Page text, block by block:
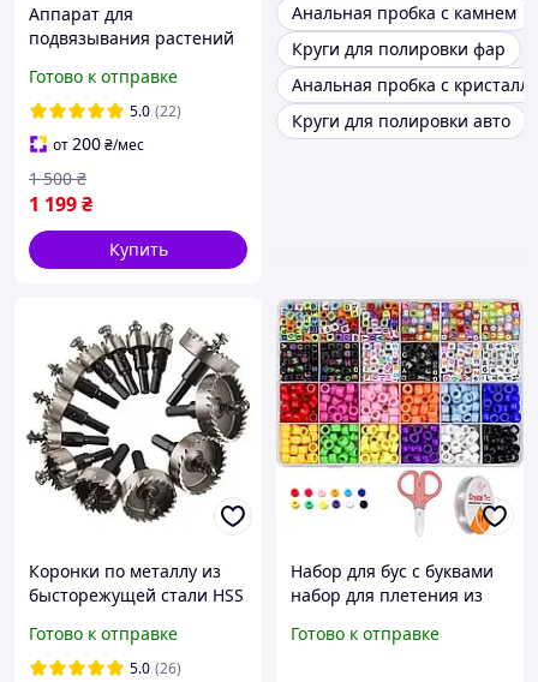
Аппарат для
подвязывания растений
степлер садовый для
подвязки степлер для
огорода
Готово к отправке
5.0 (22)
от200₴/мес
1 199₴
1 500 ₴
Купить
Анальная пробка с камнем
Круги для полировки фар
Анальная пробка с
Круги для полировки авто
Коронки по металлу из
бысторежущей стали HSS
30, 35, 40, 45, 50, 53 мм
(13 штук)
Готово к отправке
5.0 (26)
Набор для бус с буквами
набор для плетения из
браслетов наборы бусин
Готово к отправке